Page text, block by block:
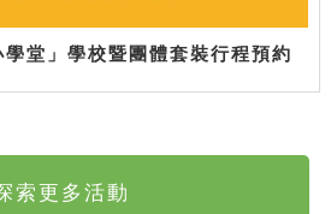
堂」學校暨團體套裝行程預約
索更多活動